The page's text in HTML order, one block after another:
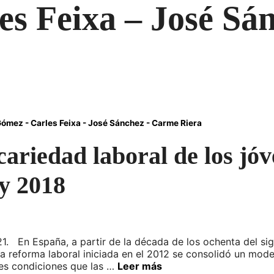
Feixa – José
laboral de los
2018
En España, a partir de la década de los ochenta del
laboral iniciada en el 2012 se consolidó un
condiciones que las … Leer más
- Carles Feixa - José Sánchez - Carme Riera